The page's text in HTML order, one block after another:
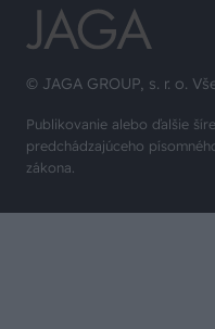
© JAGA GROUP, s. r. o.
Publikovanie alebo ďalšie
predchádzajúceho
zákona.